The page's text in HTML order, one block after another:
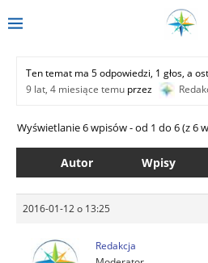
Ten temat ma 5 odpowiedzi, 1 głos, a
9 lat, 4 miesiące temu przez
Wyświetlanie 6 wpisów - od 1 do 6 (z 6
Autor Wpisy
2016-01-12 o 13:25
Redakcja